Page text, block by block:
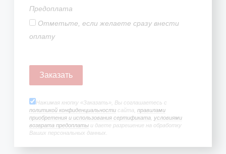
Предоплата
Отметьте, если желаете сразу внести
оплату
Нажимая кнопку «Заказать», Вы соглашаетесь с
политикой конфиденциальности сайта,правилами
приобретения и использования сертификата условиями
возврата предоплаты и даете разрешение на обработку
Ваших персональных данных.